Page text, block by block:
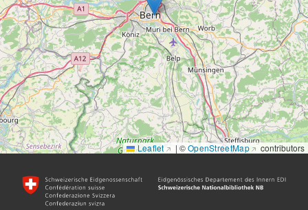
Leaflet | ©OpenStreetMap contributors